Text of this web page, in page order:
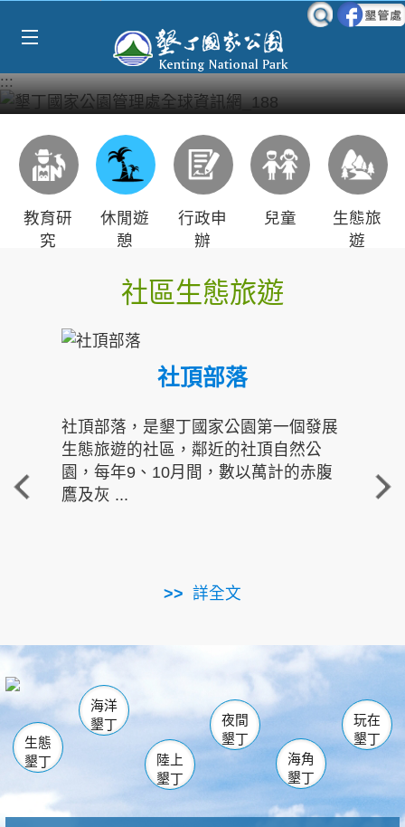
:::
教育研
究
休閒遊
憩
行政申
辦
兒童
生態旅
遊
社區生態旅遊
社頂部落
社頂部落，是墾丁國家公園第一個發展
生態旅遊的社區，鄰近的社頂自然公
園，每年9、10月間，數以萬計的赤腹
鷹及灰 ...
詳全文
重
走進
南仁湖
海生館
恆春 佳樂水
龍鑾潭自然中心 森林遊樂區
瓊麻館
關山 墾管處遊客中心
社頂公園 風吹沙
船帆石
白砂 龍磐公園
香蕉灣
砂島
鵝鑾鼻
生態
墾丁
海洋
墾丁
陸上
墾丁
夜間
墾丁
海角
墾丁
玩在
墾丁